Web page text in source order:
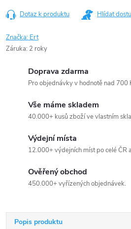
Dotaz k produktu Hlídat
Značka: Ert
Záruka: 2 roky
Doprava zdarma
Pro objednávky v hodnotě nad 700
Vše máme skladem
40.000+ kusů zboží ve vlastním
Výdejní místa
12.000+ výdejních míst po celé ČR
Ověřený obchod
450.000+ vyřízených objednávek.
Popis produktu